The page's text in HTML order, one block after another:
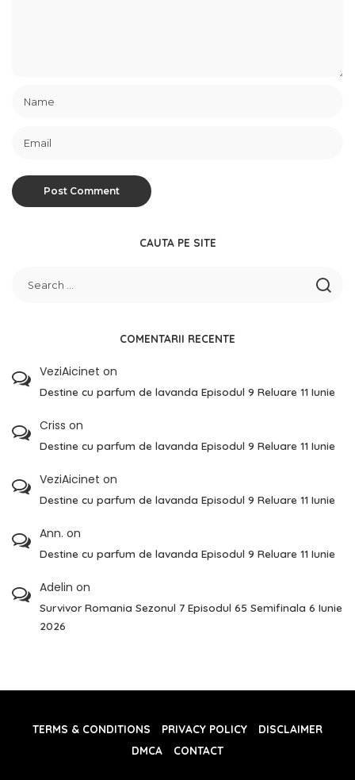
CAUTA PE SITE
COMENTARII RECENTE
VeziAicinet on
Destine cu parfum de lavanda Episodul 9 Reluare 11 Iunie
Criss on
Destine cu parfum de lavanda Episodul 9 Reluare 11 Iunie
VeziAicinet on
Destine cu parfum de lavanda Episodul 9 Reluare 11 Iunie
Ann. on
Destine cu parfum de lavanda Episodul 9 Reluare 11 Iunie
Adelin on
Survivor Romania Sezonul 7 Episodul 65 Semifinala 6 Iunie
2026
TERMS & CONDITIONS PRIVACY POLICY
DISCLAIMER
DMCA
CONTACT